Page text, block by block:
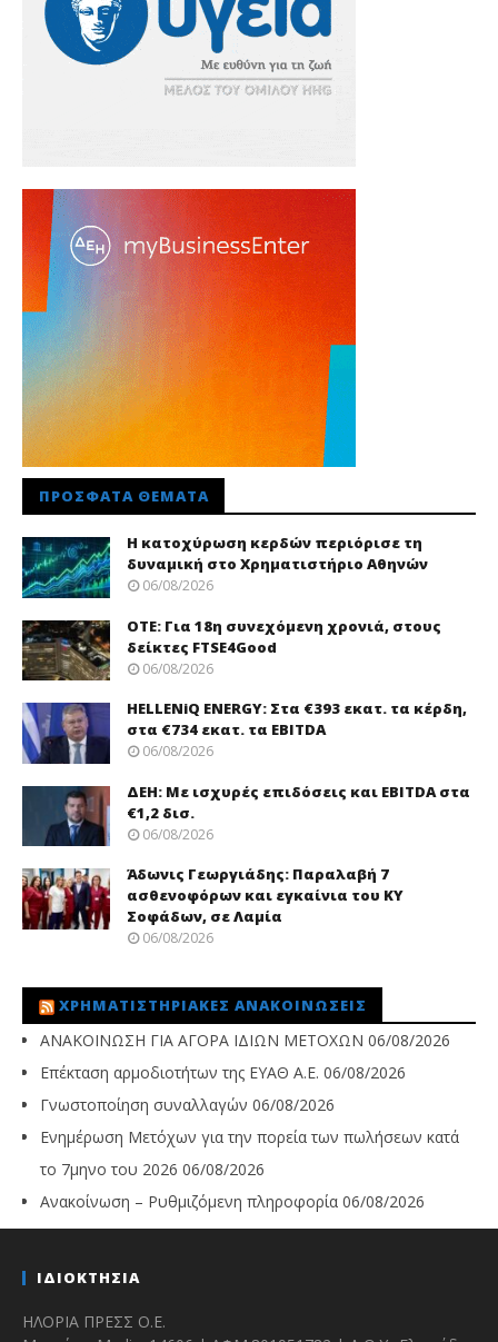
ΠΡΌΣΦΑΤΑ ΘΈΜΑΤΑ
Η κατοχύρωση κερδών περιόρισε τη
δυναμική στο Χρηματιστήριο Αθηνών
06/08/2026
ΟΤΕ: Για 18η συνεχόμενη χρονιά, στους
δείκτες FTSE4Good
06/08/2026
HELLENiQ ENERGY: Στα €393 εκατ. τα κέρδη,
στα €734 εκατ. τα EBITDA
06/08/2026
ΔΕΗ: Με ισχυρές επιδόσεις και EBITDA στα
€1,2 δισ.
06/08/2026
Άδωνις Γεωργιάδης: Παραλαβή 7
ασθενοφόρων και εγκαίνια του ΚΥ
Σοφάδων, σε Λαμία
06/08/2026
ΧΡΗΜΑΤΙΣΤΗΡΙΑΚΈΣ ΑΝΑΚΟΙΝΏΣΕΙΣ
ΑΝΑΚΟΙΝΩΣΗ ΓΙΑ ΑΓΟΡΑ ΙΔΙΩΝ ΜΕΤΟΧΩΝ 06/08/2026
Επέκταση αρμοδιοτήτων της ΕΥΑΘ Α.Ε. 06/08/2026
Γνωστοποίηση συναλλαγών 06/08/2026
Ενημέρωση Μετόχων για την πορεία των πωλήσεων κατά
το 7μηνο του 2026 06/08/2026
Ανακοίνωση – Ρυθμιζόμενη πληροφορία 06/08/2026
ΙΔΙΟΚΤΗΣΙΑ
ΗΛΟΡΙΑ ΠΡΕΣΣ Ο.Ε.